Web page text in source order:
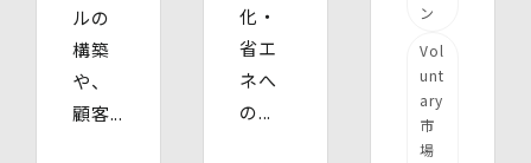
ルの
構築
や、
顧客...
化・
省エ
ネへ
の...
ン
Vol
unt
ary
市
場